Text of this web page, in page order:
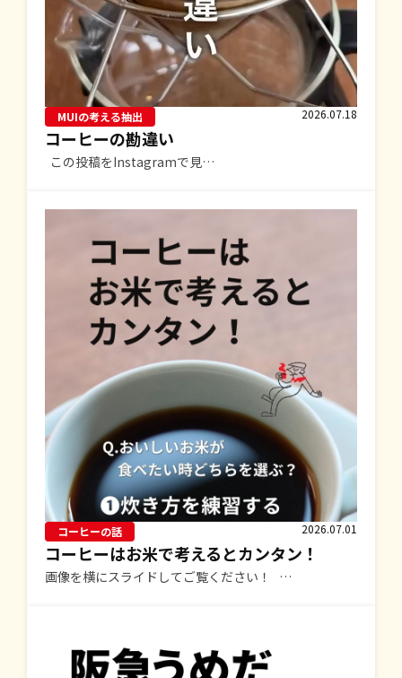
MUIの考える抽出 2026.07.18
コーヒーの勘違い
この投稿をInstagramで見…
コーヒーの話 2026.07.01
コーヒーはお米で考えるとカンタン！
画像を横にスライドしてご覧ください！ …